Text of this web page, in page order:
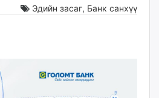
Эдийн засаг, Банк санхүү